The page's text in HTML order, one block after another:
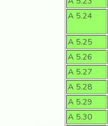
A 5.24
A 5.25
A 5.26
A 5.27
A 5.28
A 5.29
A 5.30